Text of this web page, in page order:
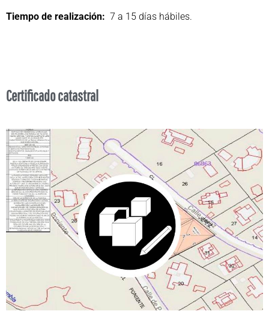
Tiempo de realización: 7 a 15 días hábiles.
Certificado catastral